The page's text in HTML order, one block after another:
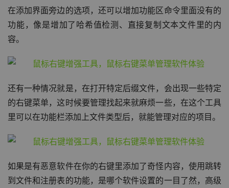
在添加界面旁边的选项，还可以增加功能区命令里面没有的
功能，像是增加了哈希值检测、直接复制文本文件里的内
容。
还有一种情况就是，在打开特定后缀文件，会出现一些特定
的右键菜单，这时候要管理找起来就麻烦一些，在这个工具
里可以在功能栏添加上文件类型后，就能管理对应的项目。
如果是有恶意软件在你的右键里添加了奇怪内容，使用跳转
到文件和注册表的功能，是哪个软件设置的一目了然，高级